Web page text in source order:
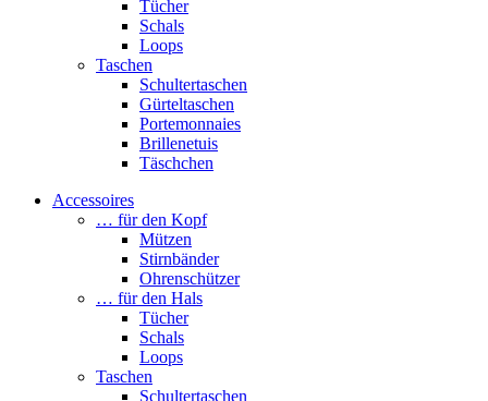
Tücher
Schals
Loops
Taschen
Schultertaschen
Gürteltaschen
Portemonnaies
Brillenetuis
Täschchen
Accessoires
… für den Kopf
Mützen
Stirnbänder
Ohrenschützer
… für den Hals
Tücher
Schals
Loops
Taschen
Schultertaschen